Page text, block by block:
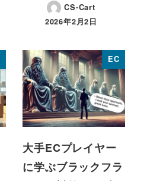
CS-Cart
投稿日
2026年2月2日
EC
大手ECプレイヤー
に学ぶブラックフラ